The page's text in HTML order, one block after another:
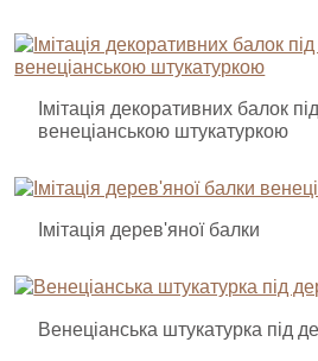
Контакти
Імітація декоративних балок
венеціанською штукатуркою
Імітація дерев'яної балки
Венеціанська штукатурка під